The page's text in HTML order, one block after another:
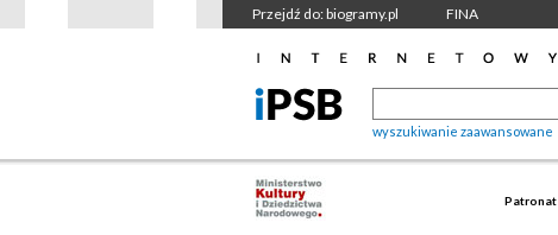
Przejdź do: biogramy.pl FINA
wyszukiwanie zaawansowane
Patronat